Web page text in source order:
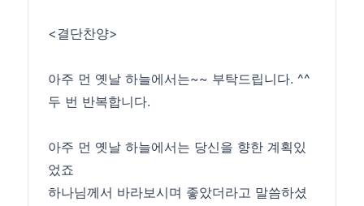
<결단찬양>
아주 먼 옛날 하늘에서는~~ 부탁드립니다. ^^
두 번 반복합니다.
아주 먼 옛날 하늘에서는 당신을 향한 계획있
었죠
하나님께서 바라보시며 좋았더라고 말씀하셨